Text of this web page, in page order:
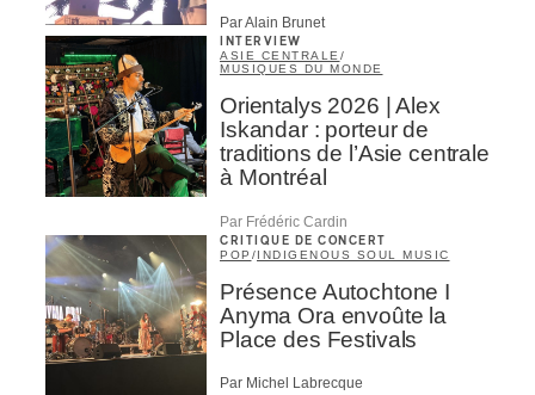
Par Alain Brunet
INTERVIEW
ASIE CENTRALE/
MUSIQUES DU MONDE
Orientalys 2026 | Alex
Iskandar : porteur de
traditions de l’Asie centrale
à Montréal
Par Frédéric Cardin
CRITIQUE DE CONCERT
POP /INDIGENOUS SOUL MUSIC
Présence Autochtone I
Anyma Ora envoûte la
Place des Festivals
Par Michel Labrecque